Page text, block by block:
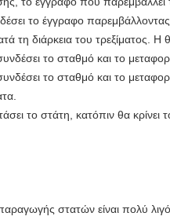
το έγγραφο
τη διάρκεια του τρεξίματος. Η
το σταθμό και το
το σταθμό και το
το στάτη, κατόπιν θα κρίνει
στατών είναι πολύ